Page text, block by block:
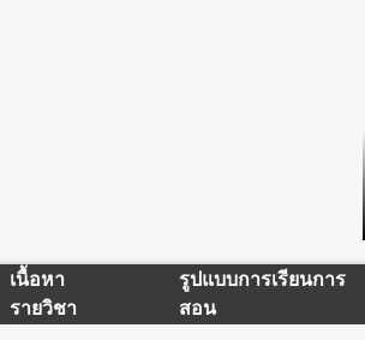
เนื้อหา
รายวิชา
รูปแบบการเรียนการ
สอน